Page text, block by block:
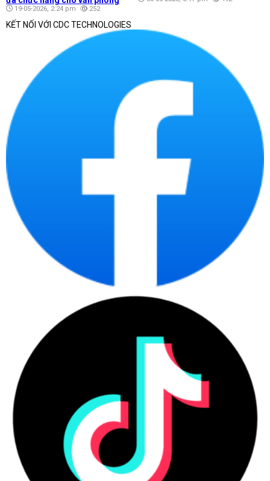
19-05-2026, 2:24 pm 252
KẾT NỐI VỚI CDC TECHNOLOGIES